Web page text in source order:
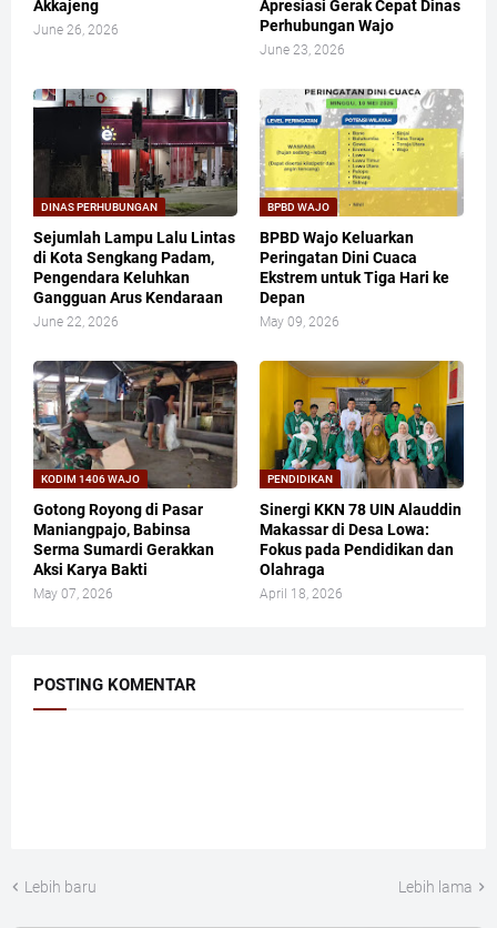
Akkajeng
June 26, 2026
Apresiasi Gerak Cepat Dinas
Perhubungan Wajo
June 23, 2026
DINAS PERHUBUNGAN
Sejumlah Lampu Lalu Lintas
di Kota Sengkang Padam,
Pengendara Keluhkan
Gangguan Arus Kendaraan
June 22, 2026
BPBD WAJO
BPBD Wajo Keluarkan
Peringatan Dini Cuaca
Ekstrem untuk Tiga Hari ke
Depan
May 09, 2026
KODIM 1406 WAJO
Gotong Royong di Pasar
Maniangpajo, Babinsa
Serma Sumardi Gerakkan
Aksi Karya Bakti
May 07, 2026
PENDIDIKAN
Sinergi KKN 78 UIN Alauddin
Makassar di Desa Lowa:
Fokus pada Pendidikan dan
Olahraga
April 18, 2026
POSTING KOMENTAR
Lebih baru Lebih lama